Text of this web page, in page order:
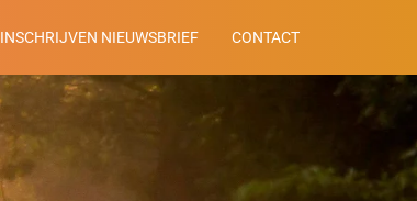
INSCHRIJVEN NIEUWSBRIEF CONTACT